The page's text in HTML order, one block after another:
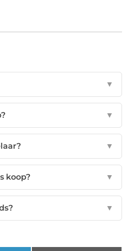
▼
▼
▼
koop? ▼
▼